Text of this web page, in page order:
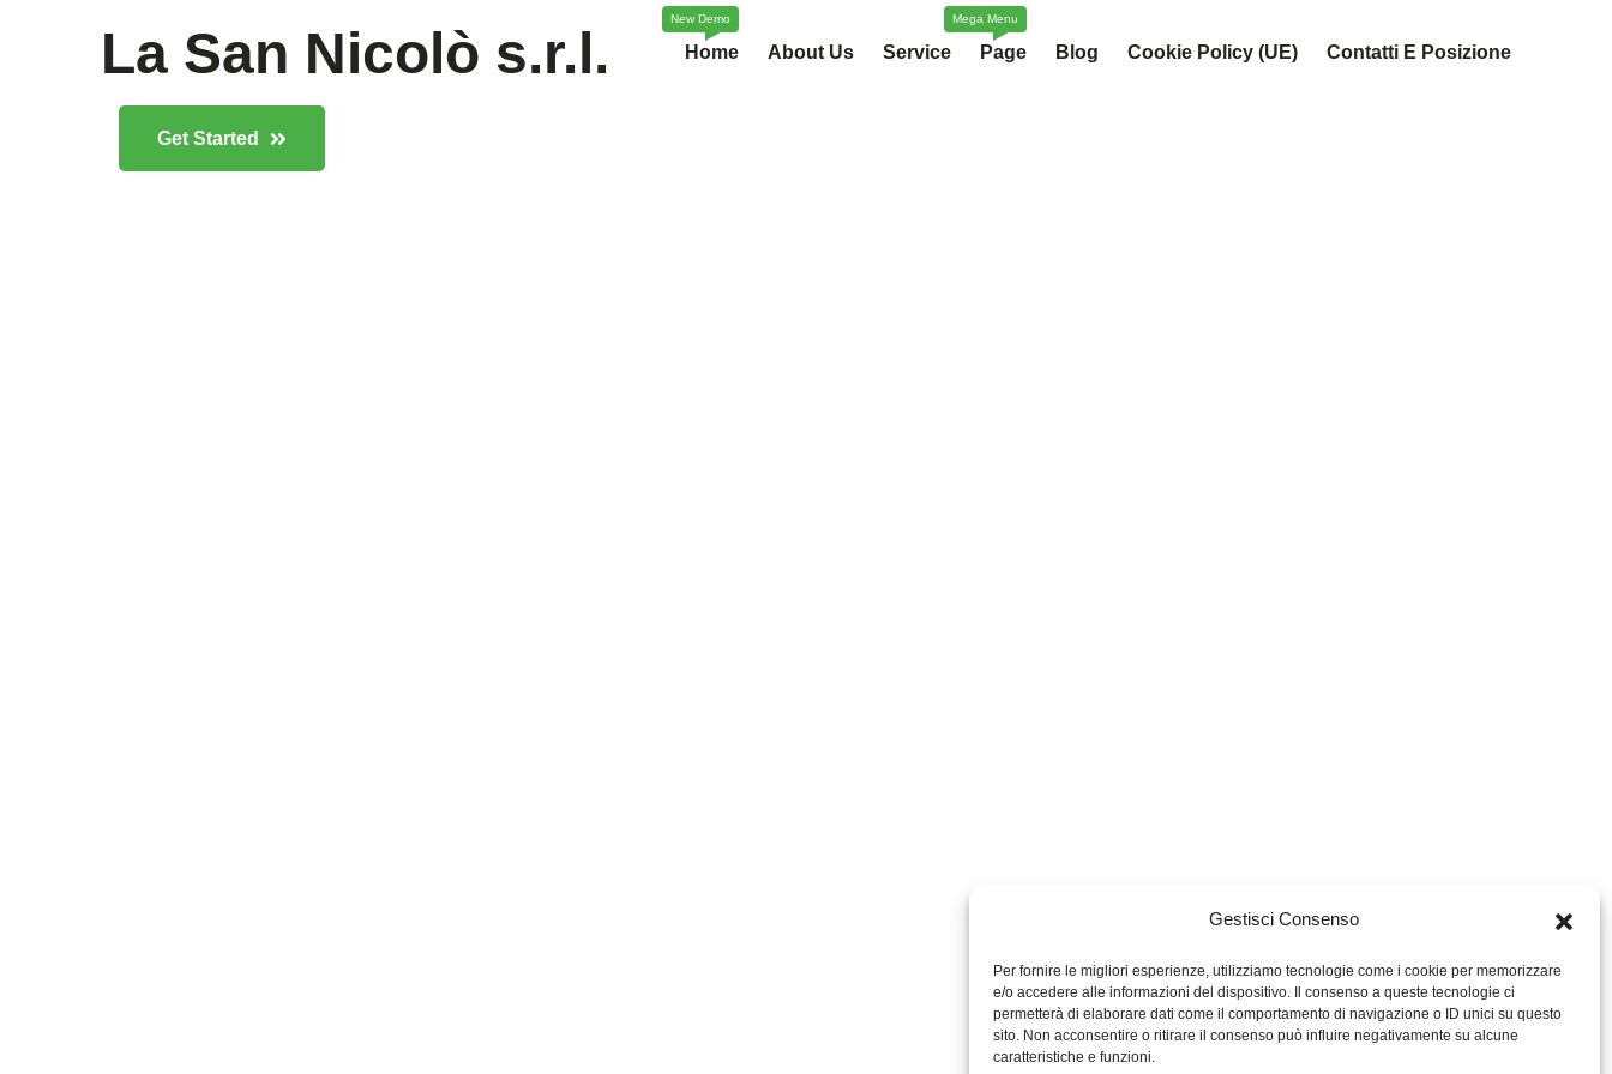
Gestisci Consenso
Per fornire le migliori esperienze, utilizziamo tecnologie come i cookie per memorizzare
e/o accedere alle informazioni del dispositivo. Il consenso a queste tecnologie ci
permetterà di elaborare dati come il comportamento di navigazione o ID unici su questo
sito. Non acconsentire o ritirare il consenso può influire negativamente su alcune
caratteristiche e funzioni.
La San Nicolò s.r.l. Home About Us Service Page Blog Cookie Policy (UE) Contatti E Posizione
Get Started